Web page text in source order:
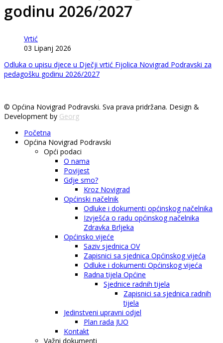
godinu 2026/2027
Vrtić
03 Lipanj 2026
Odluka o upisu djece u Dječji vrtić Fijolica Novigrad Podravski za
pedagošku godinu 2026/2027
© Općina Novigrad Podravski. Sva prava pridržana. Design &
Development by Georg
Početna
Općina Novigrad Podravski
Opći podaci
O nama
Povijest
Gdje smo?
Kroz Novigrad
Općinski načelnik
Odluke i dokumenti općinskog načelnika
Izvješća o radu općinskog načelnika
Zdravka Brljeka
Općinsko vijeće
Saziv sjednica OV
Zapisnici sa sjednica Općinskog vijeća
Odluke i dokumenti Općinskog vijeća
Radna tijela Općine
Sjednice radnih tijela
Zapisnici sa sjednica radnih
tijela
Jedinstveni upravni odjel
Plan rada JUO
Kontakt
Važni dokumenti